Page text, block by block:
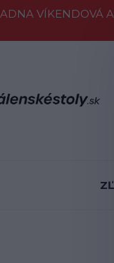
VÍKENDOVÁ